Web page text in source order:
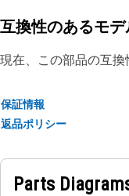
互換性のあるモデ
現在、この部品の互換
保証情報
返品ポリシー
Parts